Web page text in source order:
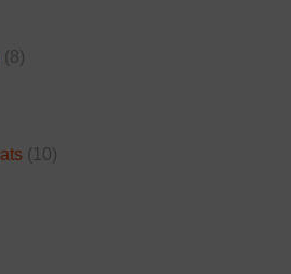
(8)
(10)